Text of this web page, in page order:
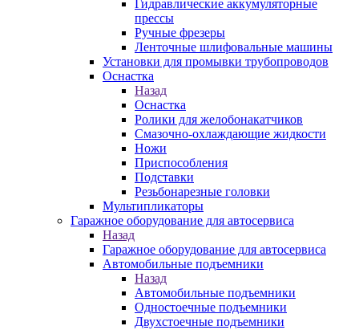
Гидравлические аккумуляторные
прессы
Ручные фрезеры
Ленточные шлифовальные машины
Установки для промывки трубопроводов
Оснастка
Назад
Оснастка
Ролики для желобонакатчиков
Смазочно-охлаждающие жидкости
Ножи
Приспособления
Подставки
Резьбонарезные головки
Мультипликаторы
Гаражное оборудование для автосервиса
Назад
Гаражное оборудование для автосервиса
Автомобильные подъемники
Назад
Автомобильные подъемники
Одностоечные подъемники
Двухстоечные подъемники